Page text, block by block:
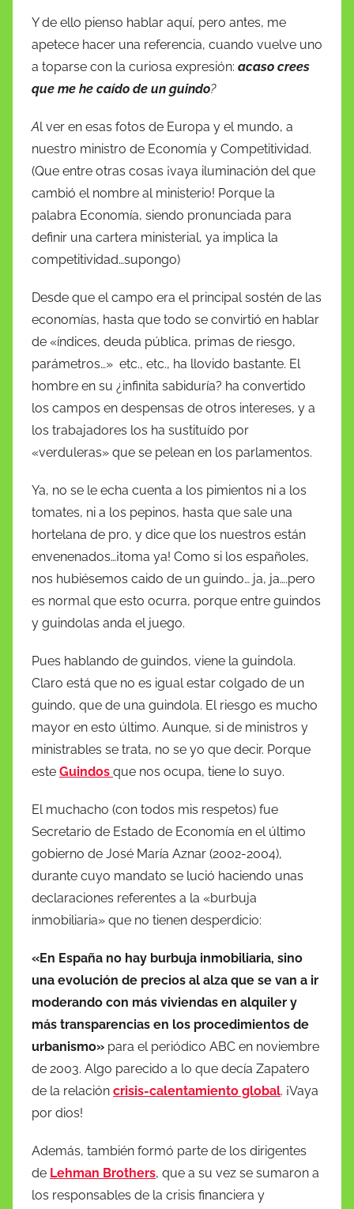
Y de ello pienso hablar aquí, pero antes, me
apetece hacer una referencia, cuando vuelve uno
a toparse con la curiosa expresión: acaso crees
que me he caído de un guindo?
Al ver en esas fotos de Europa y el mundo, a
nuestro ministro de Economía y Competitividad.
(Que entre otras cosas ¡vaya iluminación del que
cambió el nombre al ministerio! Porque la
palabra Economía, siendo pronunciada para
definir una cartera ministerial, ya implica la
competitividad…supongo)
Desde que el campo era el principal sostén de las
economías, hasta que todo se convirtió en hablar
de «índices, deuda pública, primas de riesgo,
parámetros…» etc., etc., ha llovido bastante. El
hombre en su ¿infinita sabiduría? ha convertido
los campos en despensas de otros intereses, y a
los trabajadores los ha sustituído por
«verduleras» que se pelean en los parlamentos.
Ya, no se le echa cuenta a los pimientos ni a los
tomates, ni a los pepinos, hasta que sale una
hortelana de pro, y dice que los nuestros están
envenenados…¡toma ya! Como si los españoles,
nos hubiésemos caido de un guindo… ja, ja….pero
es normal que esto ocurra, porque entre guindos
y guindolas anda el juego.
Pues hablando de guindos, viene la guindola.
Claro está que no es igual estar colgado de un
guindo, que de una guindola. El riesgo es mucho
mayor en esto último. Aunque, si de ministros y
ministrables se trata, no se yo que decir. Porque
este Guindos que nos ocupa, tiene lo suyo.
El muchacho (con todos mis respetos) fue
Secretario de Estado de Economía en el último
gobierno de José María Aznar (2002-2004),
durante cuyo mandato se lució haciendo unas
declaraciones referentes a la «burbuja
inmobiliaria» que no tienen desperdicio:
«En España no hay burbuja inmobiliaria, sino
una evolución de precios al alza que se van a ir
moderando con más viviendas en alquiler y
más transparencias en los procedimientos de
urbanismo» para el periódico ABC en noviembre
de 2003. Algo parecido a lo que decía Zapatero
de la relación crisis-calentamiento global. ¡Vaya
por dios!
Además, también formó parte de los dirigentes
de Lehman Brothers, que a su vez se sumaron a
los responsables de la crisis financiera y